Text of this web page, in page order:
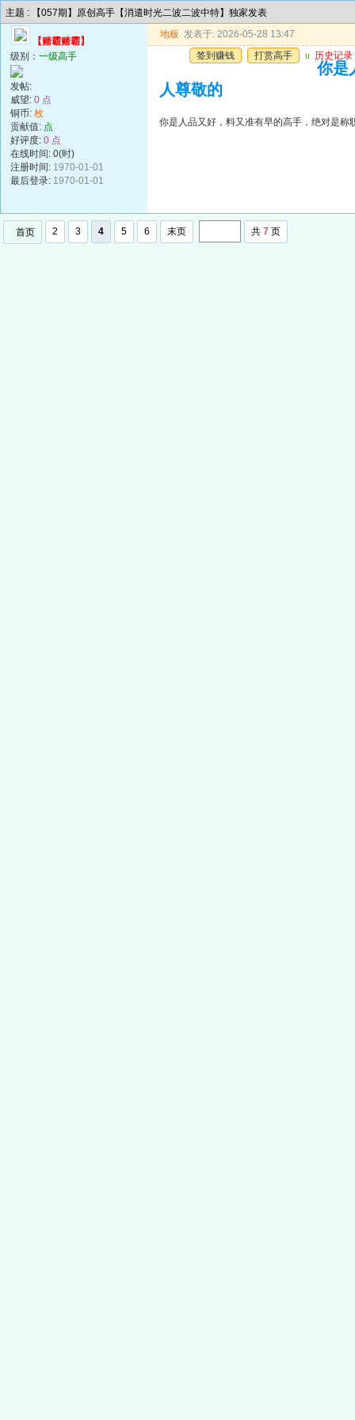
主题 : 【057期】原创高手【消遣时光二波二波中特】独家发表
【赌霸赌霸】
级别： 一级高手
发帖:
威望: 0 点
铜币: 枚
贡献值: 点
好评度: 0 点
在线时间: 0(时)
注册时间: 1970-01-01
最后登录: 1970-01-01
地板 发表于: 2026-05-28 13:47
签到赚钱
打赏高手 u 历史记录
你是
人尊敬的
你是人品又好，料又准有早的高手，绝对是称
首页 2 3 4 5 6 末页 共 7 页